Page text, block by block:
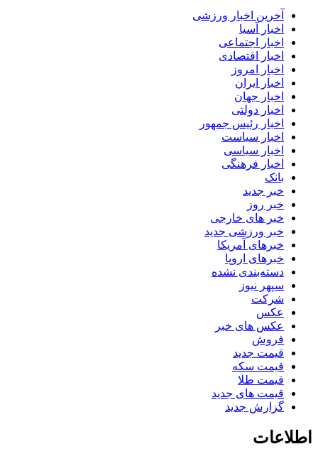
آخرین اخبار ورزشی
اخبار آسیا
اخبار اجتماعی
اخبار اقتصادی
اخبار امروز
اخبار ایران
اخبار جهان
اخبار دولتی
اخبار رئیس جمهور
اخبار سیاست
اخبار سیاسی
اخبار فرهنگی
بانک
خبر جدید
خبر روز
خبر های خارجی
خبر ورزشی جدید
خبرهای آمریکا
خبرهای اروپا
دسته‌بندی نشده
سپهر نیوز
شرکت
عکس
عکس های خبر
فروش
قیمت جدید
قیمت سکه
قیمت طلا
قیمت های جدید
گزارش جدید
اطلاعات